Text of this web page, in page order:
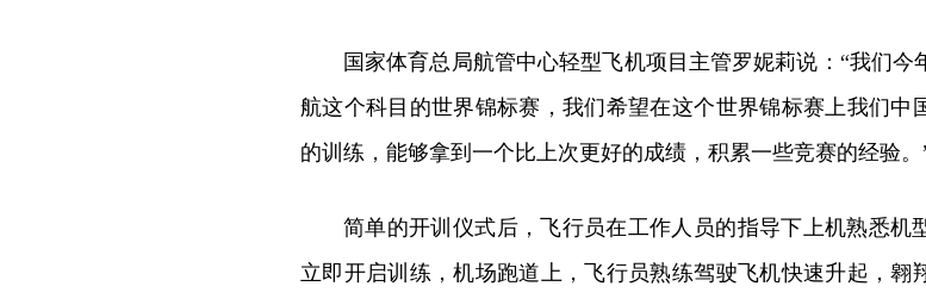
国家体育总局航管中心轻型飞机项目主管罗妮莉说：“我们今
航这个科目的世界锦标赛，我们希望在这个世界锦标赛上我们中
的训练，能够拿到一个比上次更好的成绩，积累一些竞赛的经验。
简单的开训仪式后，飞行员在工作人员的指导下上机熟悉机
立即开启训练，机场跑道上，飞行员熟练驾驶飞机快速升起，翱